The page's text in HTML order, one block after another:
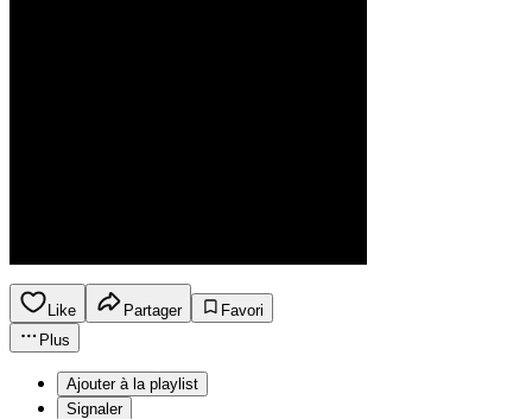
Like Partager
Favori
Plus
Ajouter à la playlist
Signaler